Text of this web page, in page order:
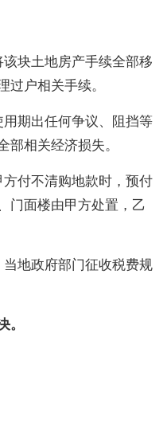
块土地房产手续全部移
过户相关手续。
期出任何争议、阻挡等
部相关经济损失。
付不清购地款时，预付
门面楼由甲方处置，乙
地政府部门征收税费规
。